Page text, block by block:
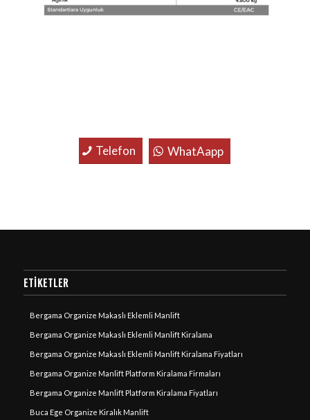
Telefon WhatAapp
ETIKETLER
Bergama Organize Makaslı Eklemli Manlift
Bergama Organize Makaslı Eklemli Manlift Kiralama
Bergama Organize Makaslı Eklemli Manlift Kiralama Fiyatları
Bergama Organize Manlift Platform Kiralama Firmaları
Bergama Organize Manlift Platform Kiralama Fiyatları
Buca Ege Organize Kiralık Manlift